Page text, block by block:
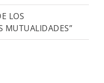
LOS
MUTUALIDADES”